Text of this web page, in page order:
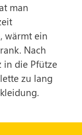
man
wärmt ein
Nach
in die Pfütze
zu lang